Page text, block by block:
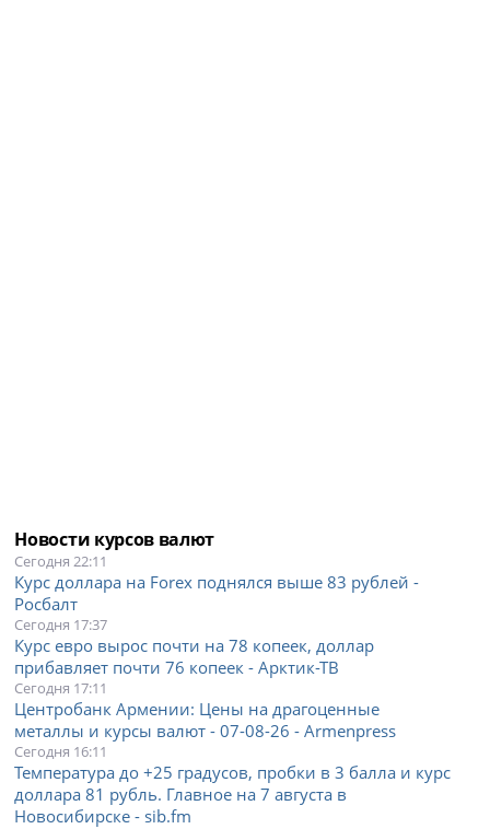
Новости курсов валют
Сегодня 22:11
Курс доллара на Forex поднялся выше 83 рублей -
Росбалт
Сегодня 17:37
Курс евро вырос почти на 78 копеек, доллар
прибавляет почти 76 копеек - Арктик-ТВ
Сегодня 17:11
Центробанк Армении: Цены на драгоценные
металлы и курсы валют - 07-08-26 - Armenpress
Сегодня 16:11
Температура до +25 градусов, пробки в 3 балла и курс
доллара 81 рубль. Главное на 7 августа в
Новосибирске - sib.fm